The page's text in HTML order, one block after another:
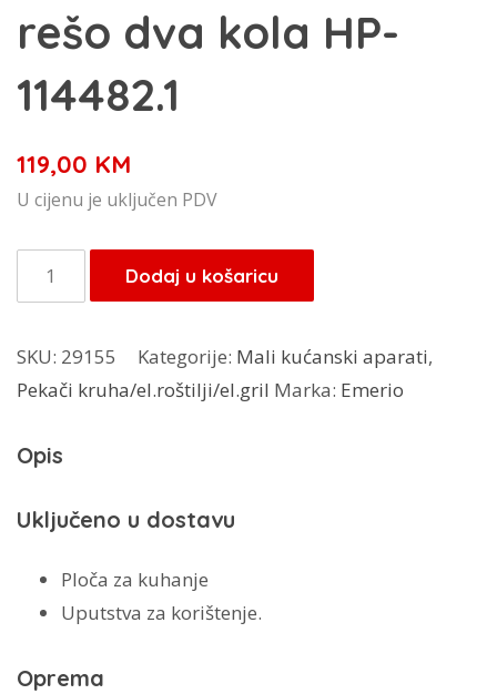
rešo dva kola HP-
114482.1
119,00 KM
U cijenu je uključen PDV
Emerio
električni
dva
kola
114482.1
Dodaj u košaricu
SKU: 29155 Kategorije: Mali kućanski aparati,
Pekači kruha/el.roštilji/el.gril Marka: Emerio
Opis
Uključeno u dostavu
Ploča za kuhanje
Uputstva za korištenje.
Oprema